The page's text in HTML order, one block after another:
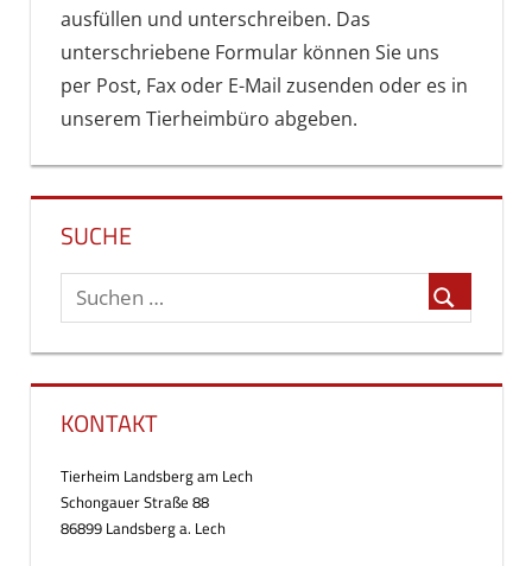
ausfüllen und unterschreiben. Das
unterschriebene Formular können Sie uns
per Post, Fax oder E-Mail zusenden oder es in
unserem Tierheimbüro abgeben.
SUCHE
KONTAKT
Tierheim Landsberg am Lech
Schongauer Straße 88
86899 Landsberg a. Lech